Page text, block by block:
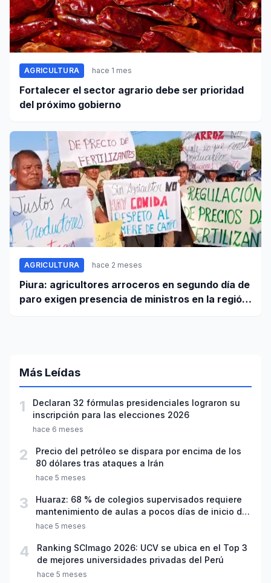
AGRICULTURA hace 1 mes
Fortalecer el sector agrario debe ser prioridad
del próximo gobierno
AGRICULTURA hace 2 meses
Piura: agricultores arroceros en segundo día de
paro exigen presencia de ministros en la región
Más Leídas
1
Declaran 32 fórmulas presidenciales lograron su
inscripción para las elecciones 2026
hace 6 meses
2
Precio del petróleo se dispara por encima de los
80 dólares tras ataques a Irán
hace 5 meses
3
Huaraz: 68 % de colegios supervisados requiere
mantenimiento de aulas a pocos días de inicio del
año escolar 2026
hace 5 meses
4
Ranking SCImago 2026: UCV se ubica en el Top 3
de mejores universidades privadas del Perú
hace 5 meses